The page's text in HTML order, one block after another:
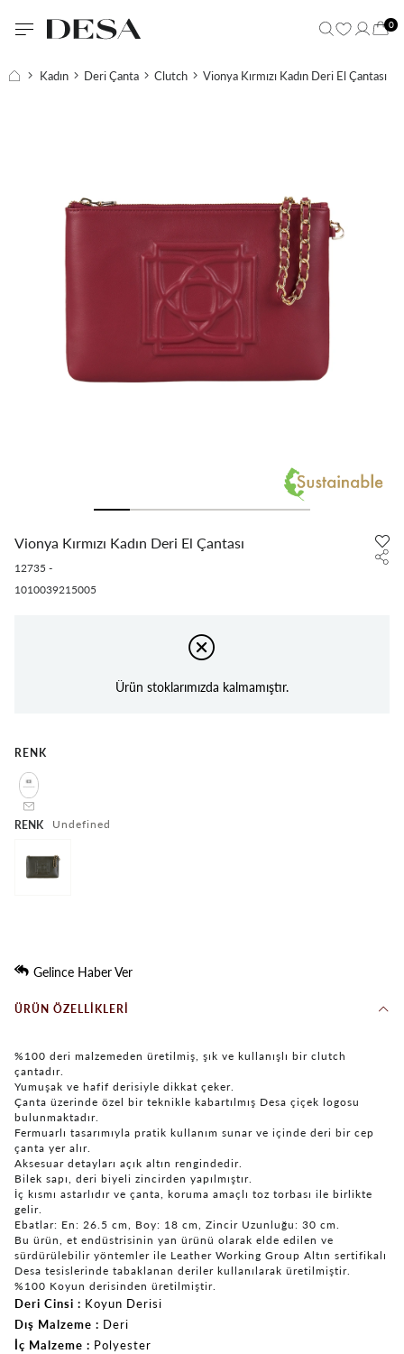
0
Kadın Deri Çanta Clutch Vionya Kırmızı Kadın Deri El Çantası
Vionya Kırmızı Kadın Deri El Çantası
12735 -
1010039215005
Ürün stoklarımızda kalmamıştır.
RENK
RENK undefined
Gelince Haber Ver
ÜRÜN ÖZELLIKLERI
%100 deri malzemeden üretilmiş, şık ve kullanışlı bir clutch
çantadır.
Yumuşak ve hafif derisiyle dikkat çeker.
Çanta üzerinde özel bir teknikle kabartılmış Desa çiçek logosu
bulunmaktadır.
Fermuarlı tasarımıyla pratik kullanım sunar ve içinde deri bir cep
çanta yer alır.
Aksesuar detayları açık altın rengindedir.
Bilek sapı, deri biyeli zincirden yapılmıştır.
İç kısmı astarlıdır ve çanta, koruma amaçlı toz torbası ile birlikte
gelir.
Ebatlar: En: 26.5 cm, Boy: 18 cm, Zincir Uzunluğu: 30 cm.
Bu ürün, et endüstrisinin yan ürünü olarak elde edilen ve
sürdürülebilir yöntemler ile Leather Working Group Altın sertifikalı
Desa tesislerinde tabaklanan deriler kullanılarak üretilmiştir.
%100 Koyun derisinden üretilmiştir.
Deri Cinsi
Koyun Derisi
Dış Malzeme
Deri
İç Malzeme
Polyester